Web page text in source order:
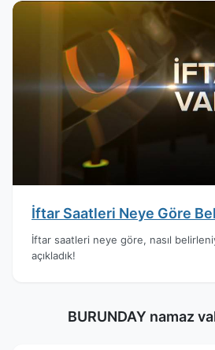
İftar Saatleri Neye Göre
İftar saatleri neye göre, nasıl
açıkladık!
BURUNDAY namaz